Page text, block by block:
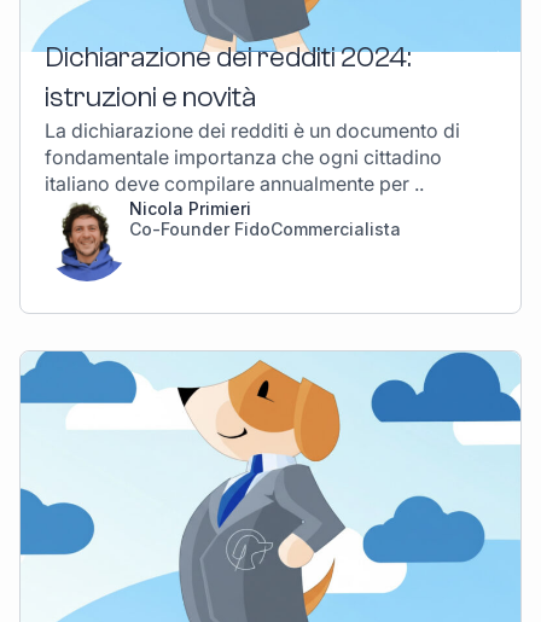
Dichiarazione dei redditi 2024:
istruzioni e novità
La dichiarazione dei redditi è un documento di
fondamentale importanza che ogni cittadino
italiano deve compilare annualmente per ..
Nicola Primieri
Co-Founder FidoCommercialista